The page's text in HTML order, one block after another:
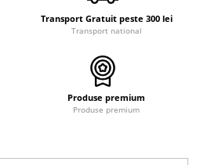
Transport Gratuit peste 300 lei
Transport national
Produse premium
Produse premium